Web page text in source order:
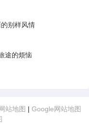
别样风情
途的烦恼
站地图 | Google网站地图